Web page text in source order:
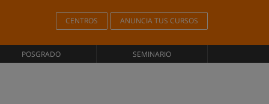
CENTROS ANUNCIA TUS CURSOS
POSGRADO SEMINARIO